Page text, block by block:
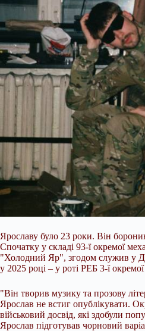
Ярославу було 23 роки. Він
Спочатку у складі 93-ї окремої
"Холодний Яр", згодом служив у
у 2025 році – у роті РЕБ 3-ї
"Він творив музику та прозову
Ярослав не встиг опублікувати.
військовий досвід, які здобули
Ярослав підготував чорновий